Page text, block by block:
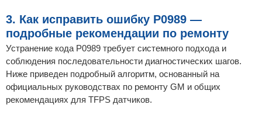
3. Как исправить ошибку P0989 —
подробные рекомендации по ремонту
Устранение кода P0989 требует системного подхода и
соблюдения последовательности диагностических шагов.
Ниже приведен подробный алгоритм, основанный на
официальных руководствах по ремонту GM и общих
рекомендациях для TFPS датчиков.